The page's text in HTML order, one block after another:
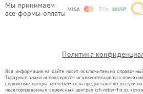
Мы принимаем
все формы оплаты
Политика
Вся информация на сайте носит исключительно
Товарные знаки используются исключительно для
сервисные центры izh.veber-fix.ru предоставляют услуги
неавторизованных сервисных центрах izh.veber-fix.ru,